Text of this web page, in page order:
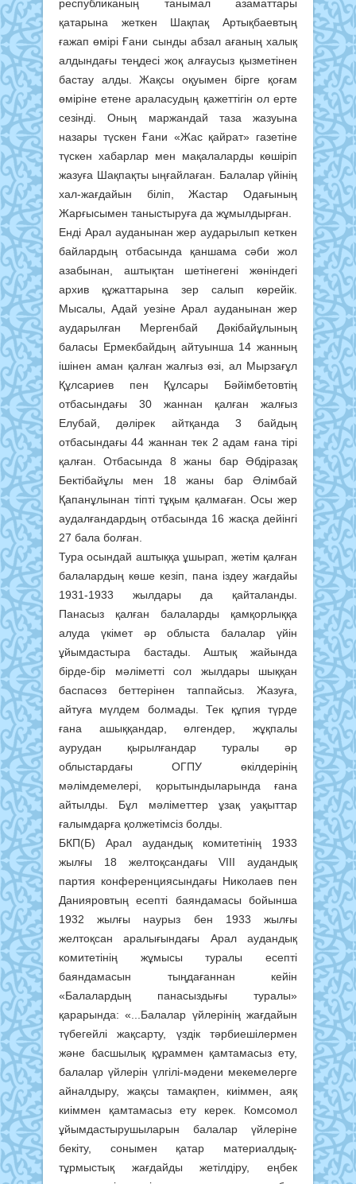
республиканың танымал азаматтары
қатарына жеткен Шақпақ Артықбаевтың
ғажап өмірі Ғани сынды абзал ағаның халық
алдындағы теңдесі жоқ алғаусыз қызметінен
бастау алды. Жақсы оқуымен бірге қоғам
өміріне етене араласудың қажеттігін ол ерте
сезінді. Оның маржандай таза жазуына
назары түскен Ғани «Жас қайрат» газетіне
түскен хабарлар мен мақалаларды көшіріп
жазуға Шақпақты ыңғайлаған. Балалар үйінің
хал-жағдайын біліп, Жастар Одағының
Жарғысымен таныстыруға да жұмылдырған.
Енді Арал ауданынан жер аударылып кеткен
байлардың отбасында қаншама сәби жол
азабынан, аштықтан шетінегені жөніндегі
архив құжаттарына зер салып көрейік.
Мысалы, Адай уезіне Арал ауданынан жер
аударылған Мергенбай Дәкібайұлының
баласы Ермекбайдың айтуынша 14 жанның
ішінен аман қалған жалғыз өзі, ал Мырзағұл
Құлсариев пен Құлсары Бәйімбетовтің
отбасындағы 30 жаннан қалған жалғыз
Елубай, дәлірек айтқанда 3 байдың
отбасындағы 44 жаннан тек 2 адам ғана тірі
қалған. Отбасында 8 жаны бар Әбдіразақ
Бектібайұлы мен 18 жаны бар Әлімбай
Қапанұлынан тіпті тұқым қалмаған. Осы жер
аудалғандардың отбасында 16 жасқа дейінгі
27 бала болған.
Тура осындай аштыққа ұшырап, жетім қалған
балалардың көше кезіп, пана іздеу жағдайы
1931-1933 жылдары да қайталанды.
Панасыз қалған балаларды қамқорлыққа
алуда үкімет әр облыста балалар үйін
ұйымдастыра бастады. Аштық жайында
бірде-бір мәліметті сол жылдары шыққан
баспасөз беттерінен таппайсыз. Жазуға,
айтуға мүлдем болмады. Тек құпия түрде
ғана ашыққандар, өлгендер, жұқпалы
аурудан қырылғандар туралы әр
облыстардағы ОГПУ өкілдерінің
мәлімдемелері, қорытындыларында ғана
айтылды. Бұл мәліметтер ұзақ уақыттар
ғалымдарға қолжетімсіз болды.
БКП(Б) Арал аудандық комитетінің 1933
жылғы 18 желтоқсандағы VІІІ аудандық
партия конференциясындағы Николаев пен
Данияровтың есепті баяндамасы бойынша
1932 жылғы наурыз бен 1933 жылғы
желтоқсан аралығындағы Арал аудандық
комитетінің жұмысы туралы есепті
баяндамасын тыңдағаннан кейін
«Балалардың панасыздығы туралы»
қарарында: «...Балалар үйлерінің жағдайын
түбегейлі жақсарту, үздік тәрбиешілермен
және басшылық құраммен қамтамасыз ету,
балалар үйлерін үлгілі-мәдени мекемелерге
айналдыру, жақсы тамақпен, киіммен, аяқ
киіммен қамтамасыз ету керек. Комсомол
ұйымдастырушыларын балалар үйлеріне
бекіту, сонымен қатар материалдық-
тұрмыстық жағдайды жетілдіру, еңбек